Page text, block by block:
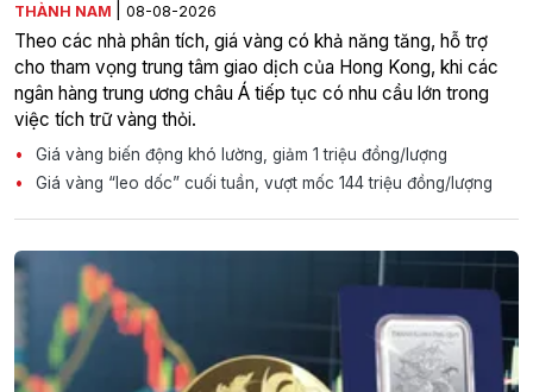
THÀNH NAM 08-08-2026
Theo các nhà phân tích, giá vàng có khả năng tăng, hỗ trợ
cho tham vọng trung tâm giao dịch của Hong Kong, khi các
ngân hàng trung ương châu Á tiếp tục có nhu cầu lớn trong
việc tích trữ vàng thỏi.
Giá vàng biến động khó lường, giảm 1 triệu đồng/lượng
Giá vàng “leo dốc” cuối tuần, vượt mốc 144 triệu đồng/lượng